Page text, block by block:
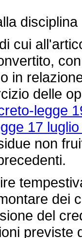
cui
in
delle
legge
17
non
dei
del
previste